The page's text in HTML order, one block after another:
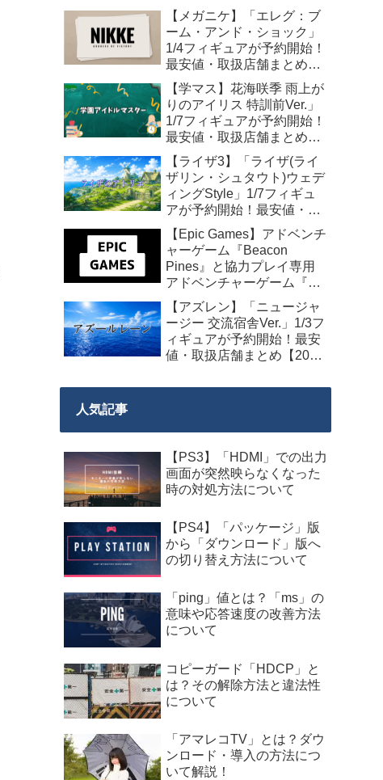
【メガニケ】「エレグ：ブ
ーム・アンド・ショック」
1/4フィギュアが予約開始！
最安値・取扱店舗まとめ
【2027年10月発売】
【学マス】花海咲季 雨上が
りのアイリス 特訓前Ver.」
1/7フィギュアが予約開始！
最安値・取扱店舗まとめ
【2027年4月発売】
【ライザ3】「ライザ(ライ
ザリン・シュタウト)ウェデ
ィングStyle」1/7フィギュ
アが予約開始！最安値・取
扱店舗まとめ【2027年4月
発売】
【Epic Games】アドベンチ
ャーゲーム『Beacon
Pines』と協力プレイ専用
アドベンチャーゲーム『We
Were Here Together』の無
料配布が来週2026年8月14
日午前0時までの期間限定
で開始！
【アズレン】「ニュージャ
ージー 交流宿舎Ver.」1/3フ
ィギュアが予約開始！最安
値・取扱店舗まとめ【2027
人気記事
【PS3】「HDMI」での出力
画面が突然映らなくなった
時の対処方法について
【PS4】「パッケージ」版
から「ダウンロード」版へ
の切り替え方法について
「ping」値とは？「ms」の
意味や応答速度の改善方法
について
コピーガード「HDCP」と
は？その解除方法と違法性
について
「アマレコTV」とは？ダウ
ンロード・導入の方法につ
いて解説！